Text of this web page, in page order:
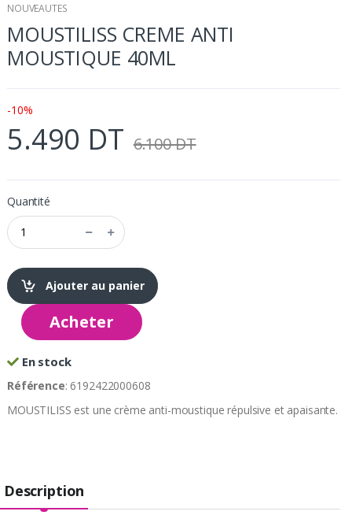
NOUVEAUTES
MOUSTILISS CREME ANTI
MOUSTIQUE 40ML
-10%
5.490 DT 6.100 DT
Quantité
Ajouter au panier
Acheter
En stock
Référence: 6192422000608
MOUSTILISS est une crème anti-moustique répulsive et apaisante.
Description